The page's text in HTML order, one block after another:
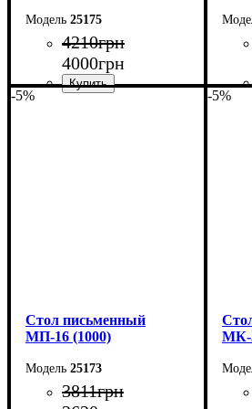
25175
4210грн
4000грн
-5%
Cтол письменный
МП-16 (1000)
25173
3811грн
-5%
МК-